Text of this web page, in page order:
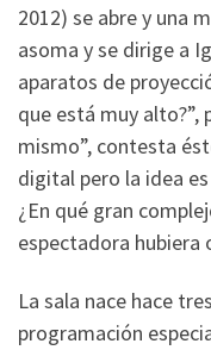
2012) se abre y una
asoma y se dirige a
aparatos de
que está muy alto?”,
mismo”, contesta
digital pero la idea
¿En qué gran
espectadora hubiera
La sala nace hace
programación